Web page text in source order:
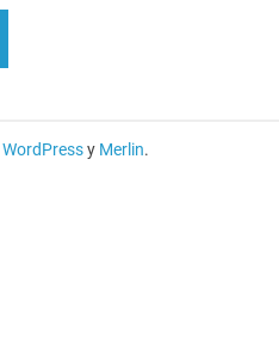
WordPressy Merlin.